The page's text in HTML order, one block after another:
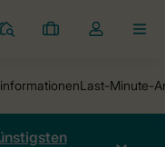
Meine
Dropdown-
öffnen